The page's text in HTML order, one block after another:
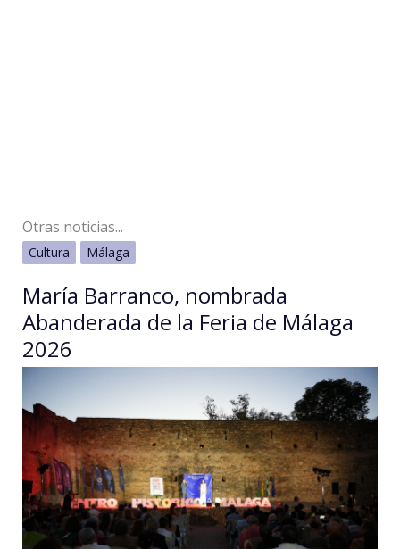
Otras noticias...
Cultura Málaga
María Barranco, nombrada
Abanderada de la Feria de Málaga
2026